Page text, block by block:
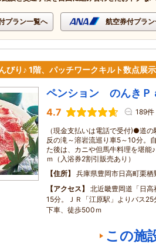
プラン一覧へ 航空券付プラ
びり♪ 1階、パッチワークキルト数点展示
ペンション のんきＰ
4.7 189件
（現金支払いは電話で受付)●道
反の滝～溶岩流巡り車5～10分。
た後は、カニや但馬牛料理を堪
ｍ（入浴券2割引販売あり）
住所
兵庫県豊岡市日高町栗栖
アクセス
北近畿豊岡道「日
15分。ＪＲ「江原駅」よりバス
下車、徒歩500ｍ
この施